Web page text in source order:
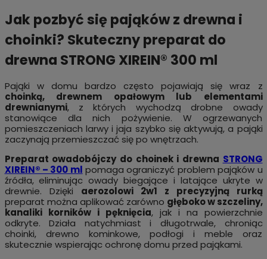
Jak pozbyć się pająków z drewna i
choinki? Skuteczny preparat do
drewna STRONG XIREIN® 300 ml
Pająki w domu bardzo często pojawiają się wraz z
choinką, drewnem opałowym lub elementami
drewnianymi, z których wychodzą drobne owady
stanowiące dla nich pożywienie. W ogrzewanych
pomieszczeniach larwy i jaja szybko się aktywują, a pająki
zaczynają przemieszczać się po wnętrzach.
Preparat owadobójczy do choinek i drewna STRONG
XIREIN® – 300 ml pomaga ograniczyć problem pająków u
źródła, eliminując owady biegające i latające ukryte w
drewnie. Dzięki aerozolowi 2w1 z precyzyjną rurką
preparat można aplikować zarówno głęboko w szczeliny,
kanaliki korników i pęknięcia, jak i na powierzchnie
odkryte. Działa natychmiast i długotrwale, chroniąc
choinki, drewno kominkowe, podłogi i meble oraz
skutecznie wspierając ochronę domu przed pająkami.